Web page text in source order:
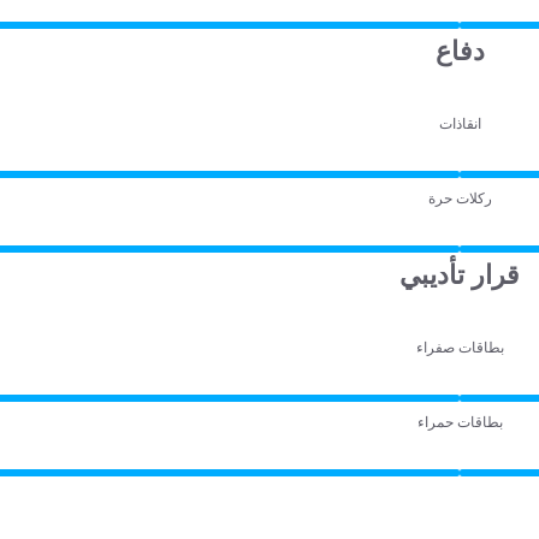
دفاع
انقاذات
ركلات حرة
قرار تأديبي
بطاقات صفراء
بطاقات حمراء